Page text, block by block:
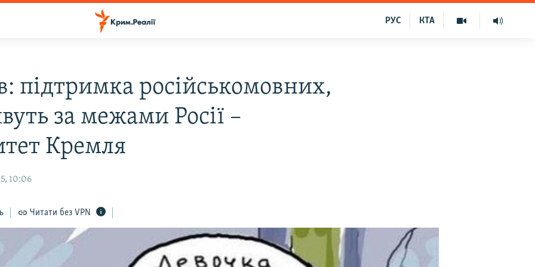
КТА
РУС
підтримка російськомовних,
за межами Росії –
Кремля
10:06
Читати без VPN